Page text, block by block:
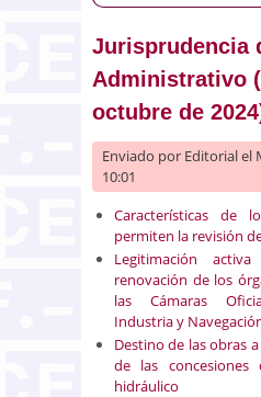
Jurisprudencia
Administrativo
octubre de
Enviado por Editorialel
10:01
Características de
permiten la revisión
Legitimación
renovación de los
las Cámaras
Industria y
Destino de las obras
de las
hidráulico